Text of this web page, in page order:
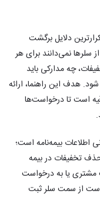
دلایل برگشت
سلرها نمی‌دانند برای هر
چه مدارکی باید
هدف این راهنما، ارائه
است تا درخواست‌ها
اطلاعات بیمه‌نامه است؛
تخفیفات در بیمه
یا به درخواست
از سمت سلر ثبت